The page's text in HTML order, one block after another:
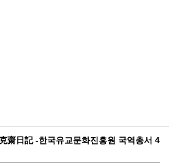
齋日記 -한국유교문화진흥원 국역총서 4